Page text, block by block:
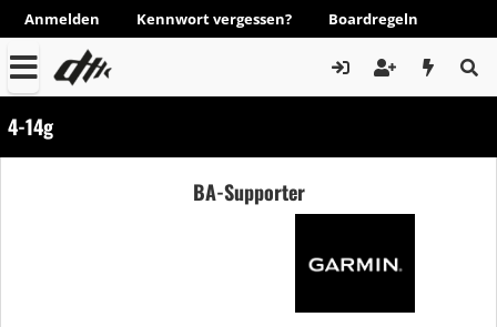
Anmelden Kennwort vergessen? Boardregeln
4-14g
BA-Supporter